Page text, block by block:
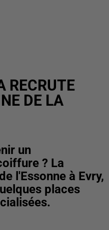
RECRUTE
DE LA
un
? La
l'Essonne à Evry,
places